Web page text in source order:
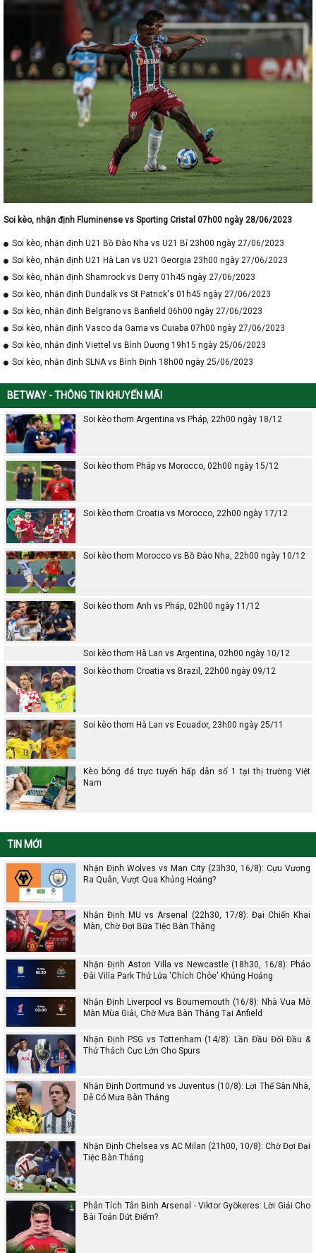
Soi kèo, nhận định Fluminense vs Sporting Cristal 07h00 ngày 28/06/2023
Soi kèo, nhận định U21 Bồ Đào Nha vs U21 Bỉ 23h00 ngày 27/06/2023
Soi kèo, nhận định U21 Hà Lan vs U21 Georgia 23h00 ngày 27/06/2023
Soi kèo, nhận định Shamrock vs Derry 01h45 ngày 27/06/2023
Soi kèo, nhận định Dundalk vs St Patrick's 01h45 ngày 27/06/2023
Soi kèo, nhận định Belgrano vs Banfield 06h00 ngày 27/06/2023
Soi kèo, nhận định Vasco da Gama vs Cuiaba 07h00 ngày 27/06/2023
Soi kèo, nhận định Viettel vs Bình Dương 19h15 ngày 25/06/2023
Soi kèo, nhận định SLNA vs Bình Định 18h00 ngày 25/06/2023
BETWAY - THÔNG TIN KHUYẾN MÃI
Soi kèo thơm Argentina vs Pháp, 22h00 ngày 18/12
Soi kèo thơm Pháp vs Morocco, 02h00 ngày 15/12
Soi kèo thơm Croatia vs Morocco, 22h00 ngày 17/12
Soi kèo thơm Morocco vs Bồ Đào Nha, 22h00 ngày 10/12
Soi kèo thơm Anh vs Pháp, 02h00 ngày 11/12
Soi kèo thơm Hà Lan vs Argentina, 02h00 ngày 10/12
Soi kèo thơm Croatia vs Brazil, 22h00 ngày 09/12
Soi kèo thơm Hà Lan vs Ecuador, 23h00 ngày 25/11
Kèo bóng đá trực tuyến hấp dẫn số 1 tại thị trường Việt
Nam
TIN MỚI
Nhận Định Wolves vs Man City (23h30, 16/8): Cựu Vương
Ra Quân, Vượt Qua Khủng Hoảng?
Nhận Định MU vs Arsenal (22h30, 17/8): Đại Chiến Khai
Màn, Chờ Đợi Bữa Tiệc Bàn Thắng
Nhận Định Aston Villa vs Newcastle (18h30, 16/8): Pháo
Đài Villa Park Thử Lửa 'Chích Chòe' Khủng Hoảng
Nhận Định Liverpool vs Bournemouth (16/8): Nhà Vua Mở
Màn Mùa Giải, Chờ Mưa Bàn Thắng Tại Anfield
Nhận Định PSG vs Tottenham (14/8): Lần Đầu Đối Đầu &
Thử Thách Cực Lớn Cho Spurs
Nhận Định Dortmund vs Juventus (10/8): Lợi Thế Sân Nhà,
Dễ Có Mưa Bàn Thắng
Nhận Định Chelsea vs AC Milan (21h00, 10/8): Chờ Đợi Đại
Tiệc Bàn Thắng
Phân Tích Tân Binh Arsenal - Viktor Gyökeres: Lời Giải Cho
Bài Toán Dứt Điểm?